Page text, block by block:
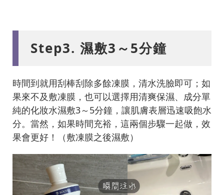
Step3. 濕敷3～5分鐘
時間到就用刮棒刮除多餘凍膜，清水洗臉即可；如
果來不及敷凍膜，也可以選擇用清爽保濕、成分單
純的化妝水濕敷3～5分鐘，讓肌膚表層迅速吸飽水
分。當然，如果時間充裕，這兩個步驟一起做，效
果會更好！（敷凍膜之後濕敷）